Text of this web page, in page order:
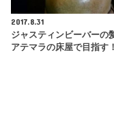
2017.8.31
ジャスティンビーバーの
アテマラの床屋で目指す！